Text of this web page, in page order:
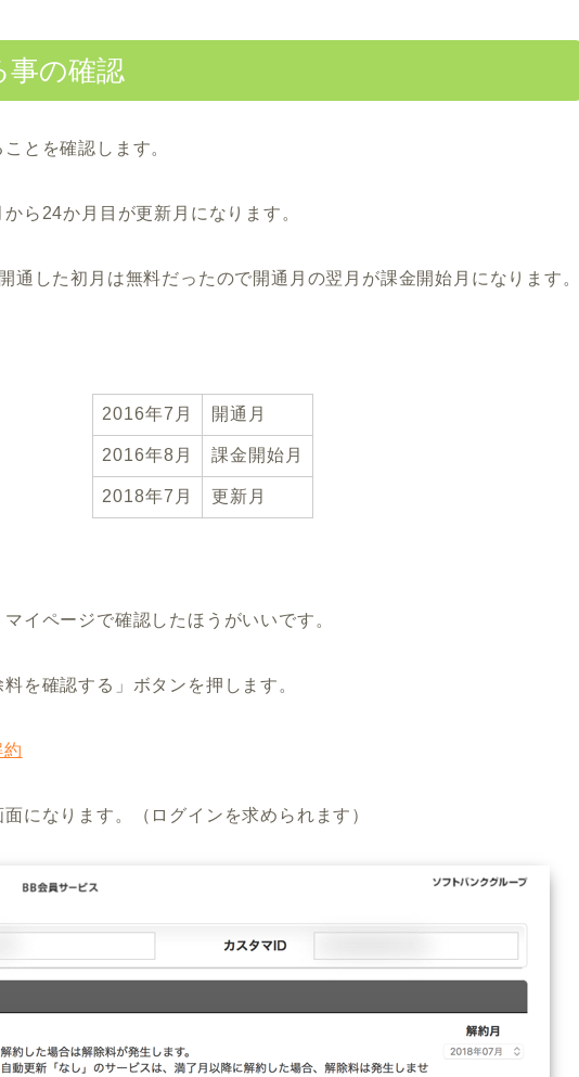
事の確認
とを確認します。
ら24か月目が更新月になります。
通した初月は無料だったので開通月の翌月が課金開始月になります。
2016年7月 開通月
2016年8月 課金開始月
2018年7月 更新月
イページで確認したほうがいいです。
を確認する」ボタンを押します。
になります。（ログインを求められます）